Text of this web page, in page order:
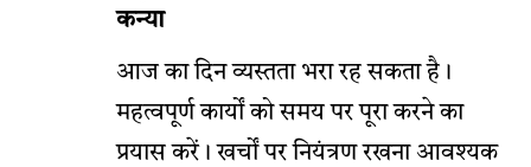
कन्या
आज का दिन व्यस्तता भरा रह सकता है।
महत्वपूर्ण कार्यों को समय पर पूरा करने का
प्रयास करें। खर्चों पर नियंत्रण रखना आवश्यक